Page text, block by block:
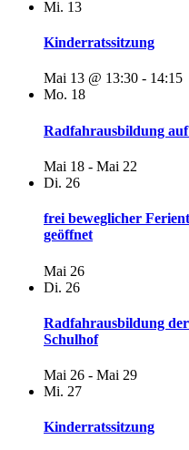
Mi. 13
Kinderratssitzung
Mai 13 @ 13:30 - 14:15
Mo. 18
Radfahrausbildung
Mai 18 - Mai 22
Di. 26
frei beweglicher
geöffnet
Mai 26
Di. 26
Radfahrausbildung
Schulhof
Mai 26 - Mai 29
Mi. 27
Kinderratssitzung